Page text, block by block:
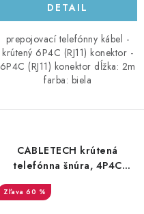
DETAIL
prepojovací telefónny kábel -
krútený 6P4C (RJ11) konektor -
6P4C (RJ11) konektor dĺžka: 2m
farba: biela
CABLETECH krútená
telefónna šnúra, 4P4C
4,2m, čierna
60 %